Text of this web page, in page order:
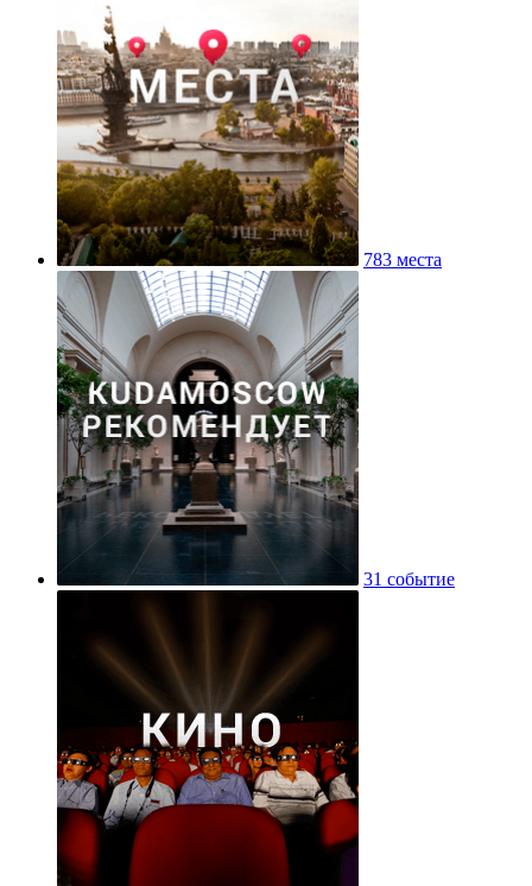
783 места
31 событие